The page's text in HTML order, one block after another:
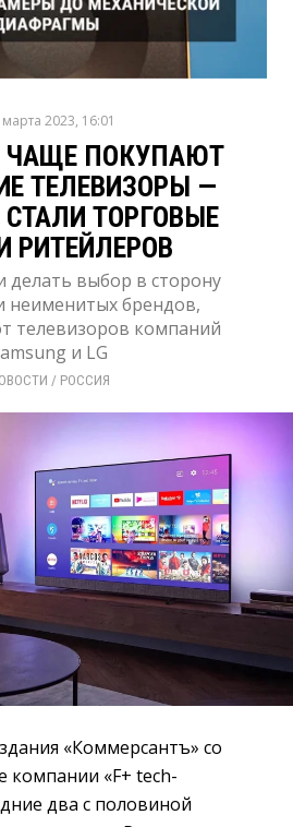
2023, 16:01
ЧАЩЕ ПОКУПАЮТ
ТЕЛЕВИЗОРЫ —
ТОРГОВЫЕ
РИТЕЙЛЕРОВ
делать выбор в сторону
неименитых брендов,
телевизоров компаний
и LG
/ РОССИЯ
«Коммерсантъ» со
компании «F+ tech-
два с половиной